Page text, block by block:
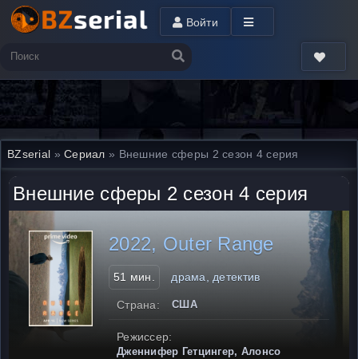
Войти
BZserial »Сериал » Внешние сферы 2 сезон 4 серия
Внешние сферы 2 сезон 4 серия
2022, Outer Range
51 мин. драма, детектив
Страна: США
Режиссер:
Дженнифер Гетцингер, Алонсо